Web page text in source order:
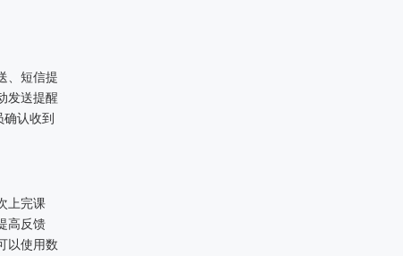
、短信提
发送提醒
确认收到
上完课
高反馈
以使用数